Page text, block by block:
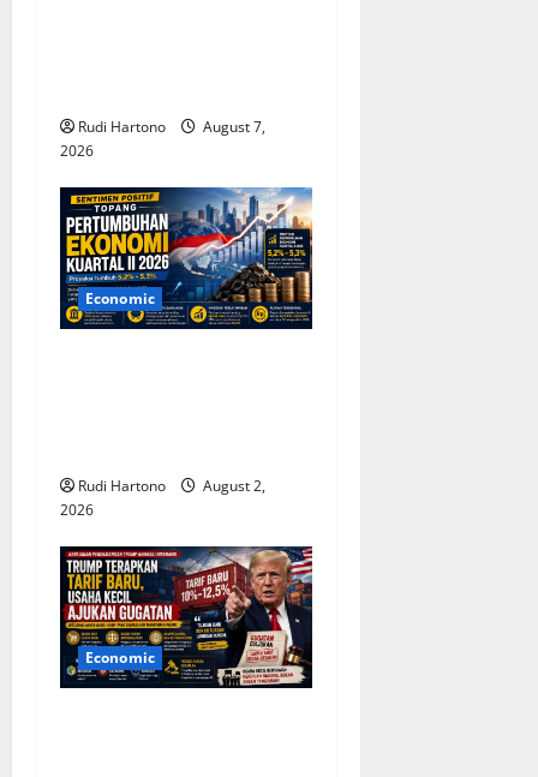
n Rudi Hartono
August 7,
2026
Economic
Rudi Hartono
August 2,
2026
Economic